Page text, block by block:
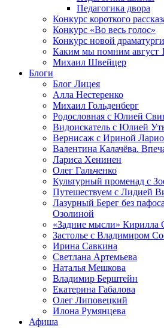
Педагогика двора
Конкурс короткого
Конкурс «Во весь голос»
Конкурс новой
Каким мы помним август
Михаил Швейцер
Блоги
Блог Лицея
Алла Нестеренко
Михаил Гольденберг
Родословная с Юлией
Видоискатель с Юлией
Вернисаж с Ириной
Валентина Калачёва.
Лариса Хенинен
Олег Гальченко
Культурный променад с
Путешествуем с Лидией
Лазурный Берег без
Озолиной
«Задние мысли»
Застолье с Владимиром
Ирина Савкина
Светлана Артемьева
Наталья Мешкова
Владимир Берштейн
Екатерина Габалова
Олег Липовецкий
Илона Румянцева
Афиша